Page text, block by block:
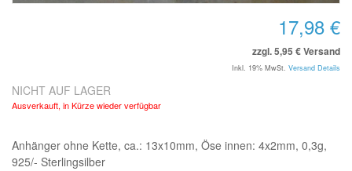
17,98 €
zzgl. 5,95 € Versand
Inkl. 19% MwSt. Versand Details
NICHT AUF LAGER
Ausverkauft, in Kürze wieder verfügbar
Anhänger ohne Kette, ca.: 13x10mm, Öse innen: 4x2mm, 0,3g,
925/- Sterlingsilber